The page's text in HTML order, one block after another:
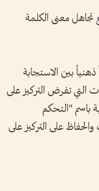
معنى الكلمة
بين الاستجابة
التي تفرض التركيز على
باسم "التحكم
على التركيز على